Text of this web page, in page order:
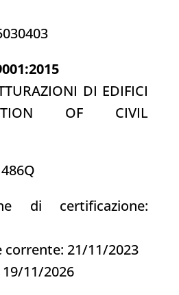
DI EDIFICI
OF CIVIL
di certificazione:
corrente: 21/11/2023
11/2026